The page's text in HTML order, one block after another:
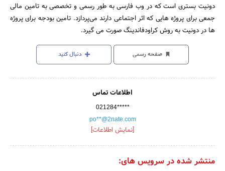
دونیت بستری است که در وب فارسی به طور رسمی و تخصصی به تامین مالی
جمعی برای پروژه هایی که اثر اجتماعی دارند می‌پردازد. تامین بودجه برای پروژه
ها در دونیت به روش کراودفاندینگ صورت می گیرد.
صفحه رسمی دنبال کنید
اطلاعات تماس
021284*****
po**@2nate.com
[نمایش اطلاعات]
منتشر شده در سرویس های: